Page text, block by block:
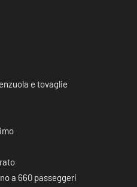
e tovaglie
a 660 passeggeri